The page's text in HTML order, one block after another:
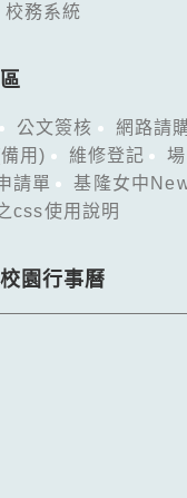
務系統
公文簽核
網路請
用)
維修登記
請單
基隆女中
css使用說明
園行事曆